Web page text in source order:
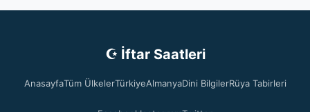
☪ İftar Saatleri
AnasayfaTüm ÜlkelerTürkiyeAlmanyaDini BilgilerRüya Tabirleri